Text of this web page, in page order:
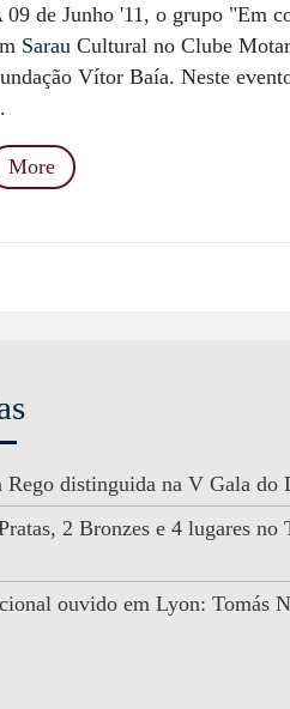
09 de Junho '11, o grupo "Em
Sarau Cultural no Clube
Vítor Baía. Neste
More
Rego distinguida na V Gala do
2 Bronzes e 4 lugares no
ouvido em Lyon: Tomás